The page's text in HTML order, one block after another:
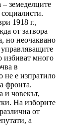
земеделците
1918 г.,
от затвора
но неочаквано
избиват много
в
не е изпратило
фронта.
и човекът,
На изборите
от
а